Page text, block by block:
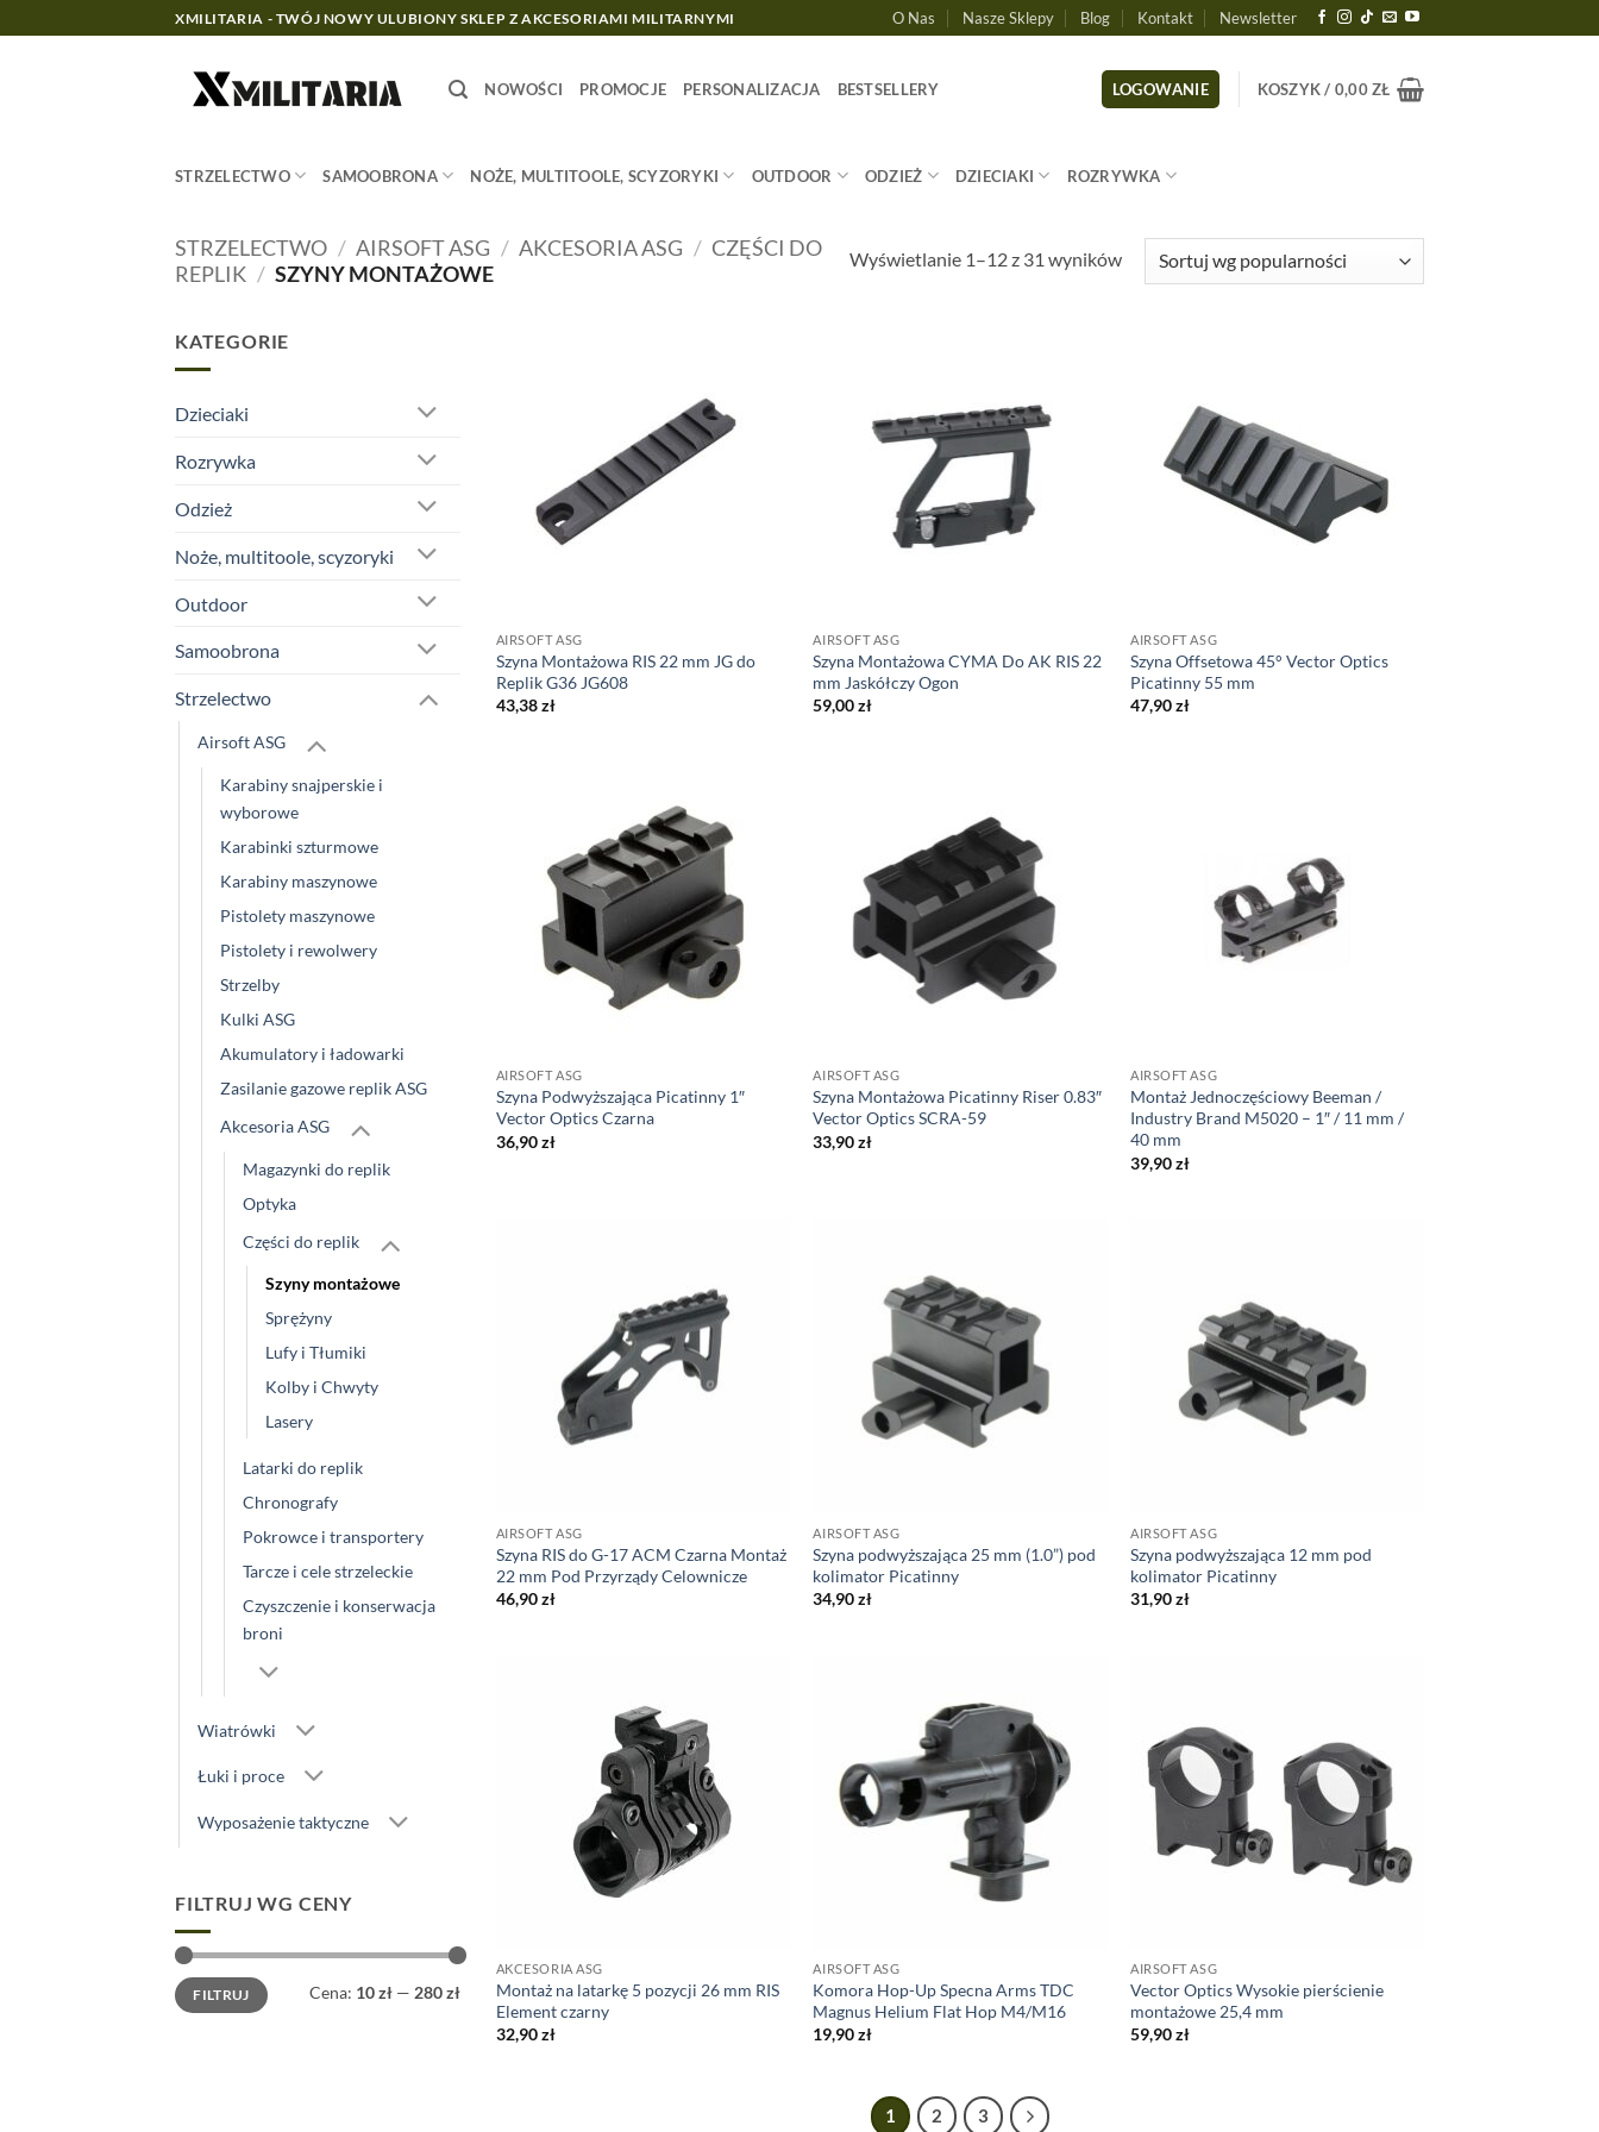
do
XMILITARIA - TWÓJ NOWY ULUBIONY SKLEP Z AKCESORIAMI MILITARNYMI O Nas Nasze Sklepy Blog Kontakt Newsletter
NOWOŚCI PROMOCJE PERSONALIZACJA BESTSELLERY LOGOWANIE KOSZYK / 0,00ZŁ
STRZELECTWO SAMOOBRONA NOŻE, MULTITOOLE, SCYZORYKI OUTDOOR ODZIEŻ DZIECIAKI ROZRYWKA
STRZELECTWO / AIRSOFT ASG / AKCESORIA ASG / CZĘŚCI DO
REPLIK / SZYNY MONTAŻOWE
Wyświetlanie 1–12 z 31 wynikówPosortowane
według
KATEGORIE
Dzieciaki
Rozrywka
Odzież
Noże, multitoole, scyzoryki
Outdoor
Samoobrona
Strzelectwo
Airsoft ASG
Karabiny snajperskie i
wyborowe
Karabinki szturmowe
Karabiny maszynowe
Pistolety maszynowe
Pistolety i rewolwery
Strzelby
Kulki ASG
Akumulatory i ładowarki
Zasilanie gazowe replik ASG
Akcesoria ASG
Magazynki do replik
Optyka
Części do replik
Szyny montażowe
Sprężyny
Lufy i Tłumiki
Kolby i Chwyty
Lasery
Latarki do replik
Chronografy
Pokrowce i transportery
Tarcze i cele strzeleckie
Czyszczenie i konserwacja
broni
Wiatrówki
Łuki i proce
Wyposażenie taktyczne
FILTRUJ WG CENY
Cena
min
Cena
maxFILTRUJ Cena: 10 zł — 280 zł
AIRSOFT ASG
Szyna Montażowa RIS 22 mm JG do
Replik G36 JG608
43,38zł
AIRSOFT ASG
Szyna Montażowa CYMA Do AK RIS 22
mm Jaskółczy Ogon
59,00zł
AIRSOFT ASG
Szyna Offsetowa 45° Vector Optics
Picatinny 55 mm
47,90zł
AIRSOFT ASG
Szyna Podwyższająca Picatinny 1″
Vector Optics Czarna
36,90zł
AIRSOFT ASG
Szyna Montażowa Picatinny Riser 0.83″
Vector Optics SCRA-59
33,90zł
AIRSOFT ASG
Montaż Jednoczęściowy Beeman /
Industry Brand M5020 – 1″ / 11 mm /
40 mm
39,90zł
AIRSOFT ASG
Szyna RIS do G-17 ACM Czarna Montaż
22 mm Pod Przyrządy Celownicze
46,90zł
AIRSOFT ASG
Szyna podwyższająca 25 mm (1.0”) pod
kolimator Picatinny
34,90zł
AIRSOFT ASG
Szyna podwyższająca 12 mm pod
kolimator Picatinny
31,90zł
AKCESORIA ASG
Montaż na latarkę 5 pozycji 26 mm RIS
Element czarny
32,90zł
AIRSOFT ASG
Komora Hop-Up Specna Arms TDC
Magnus Helium Flat Hop M4/M16
19,90zł
AIRSOFT ASG
Vector Optics Wysokie pierścienie
montażowe 25,4 mm
59,90zł
1 2 3